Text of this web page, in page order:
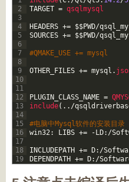
2
3
4
5
6
7
8
9
10
11
12
13
14
15
16
17
18
19
TARGET = qsqlmysql
HEADERS += $$PWD/
SOURCES += $$PWD/
#QMAKE_USE += mysql
OTHER_FILES += mysql .
PLUGIN_CLASS_NAME =
include( . . /
#电脑中Mysql软件的安装目
win32 : LIBS += -LD: /
INCLUDEPATH += D: /
DEPENDPATH += D: /